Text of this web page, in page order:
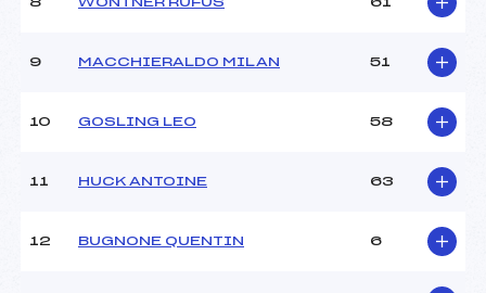
Ouvreurs D :
Météo :
Nombre de portes :
Traceur :
8 WONTNER RUFUS 61
9 MACCHIERALDO MILAN 51
10 GOSLING LEO 58
11 HUCK ANTOINE 63
12 BUGNONE QUENTIN 6